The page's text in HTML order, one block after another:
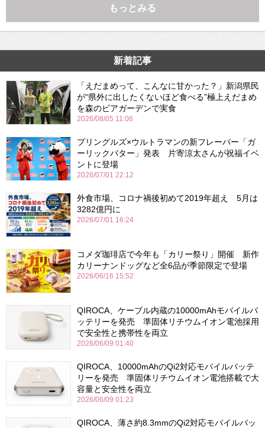
もっとみる
新着記事
「えだまめって、こんなに甘かった？」新潟県民
が“県外に出したくないほど食べる”極上えだまめ
を森のビアガーデンで実食
2026/08/05 11:06
プリングルズ×ウルトラマンの新フレーバー「ガ
ーリックバター」発表 片寄涼太さんが祝福イベ
ントに登場
2026/07/01 22:12
外食市場、コロナ禍後初めて2019年超え 5月は
3282億円に
2026/07/01 16:24
コメダ珈琲店で今年も「カリー祭り」開催 新作
カリーナンドッグなど全6品が季節限定で登場
2026/06/16 15:52
QIROCA、ケーブル内蔵の10000mAhモバイルバ
ッテリーを発売 準固体リチウムイオン電池採用
で安全性と携帯性を両立
2026/06/09 01:40
QIROCA、10000mAhのQi2対応モバイルバッテ
リーを発売 準固体リチウムイオン電池搭載で大
容量と安全性を両立
2026/06/09 01:23
QIROCA、薄さ約8.3mmのQi2対応モバイルバッ